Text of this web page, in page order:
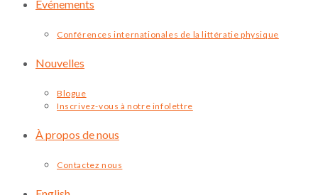
Événements
Conférences internationales de la littératie physique
Nouvelles
Blogue
Inscrivez-vous à notre infolettre
À propos de nous
Contactez nous